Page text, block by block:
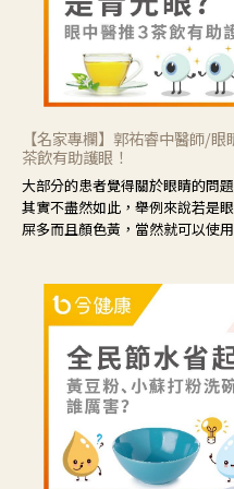
【名家專欄】郭祐睿中醫師/
茶飲有助護眼！
大部分的患者覺得關於眼睛的問
其實不盡然如此，舉例來說若是
屎多而且顏色黃，當然就可以使
候就要使用菊花、金銀花來治療
眼睛周圍沒有眼屎，這種情況是
藕、麥門冬、山藥等比較滋潤的